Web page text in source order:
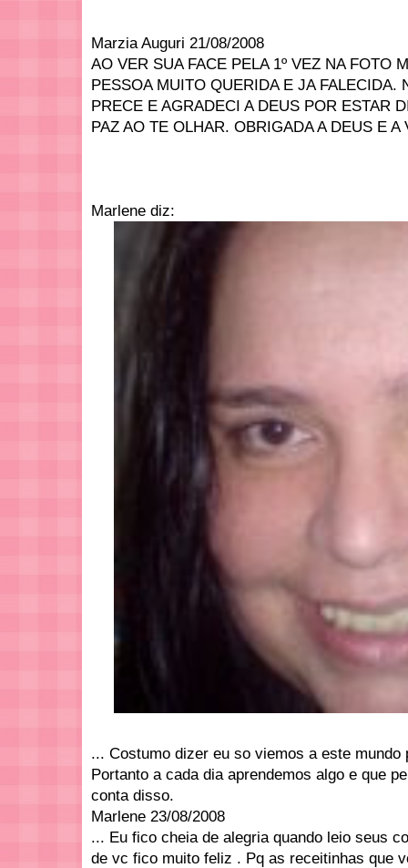
Marzia Auguri 21/08/2008
AO VER SUA FACE PELA 1º VEZ NA FOTO
PESSOA MUITO QUERIDA E JA FALECIDA.
PRECE E AGRADECI A DEUS POR ESTAR
PAZ AO TE OLHAR. OBRIGADA A DEUS E A
Marlene diz:
... Costumo dizer eu so viemos a este
Portanto a cada dia aprendemos algo e que
conta disso.
Marlene 23/08/2008
... Eu fico cheia de alegria quando leio seus
de vc fico muito feliz . Pq as receitinhas que